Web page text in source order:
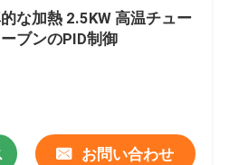
な加熱 2.5KW 高温チュー
ブンのPID制御
お問い合わせ